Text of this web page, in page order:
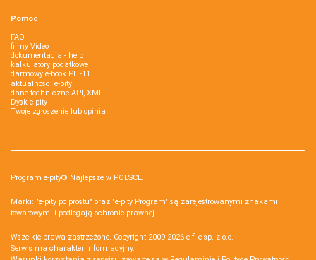
Pomoc
FAQ
filmy Video
dokumentacja - help
kalkulatory podatkowe
darmowy e-book PIT-11
aktualności e-pity
dane techniczne API, XML
Dysk e-pity
Twoje zgłoszenie lub opinia
Program e-pity® Najlepsze w POLSCE.
Marki: "e-pity po prostu" oraz "e-pity Program" są zarejestrowanymi znakami
towarowymi i podlegają ochronie prawnej.
Wszelkie prawa zastrzeżone. Copyright 2009-2026 e-file sp. z o.o.
Serwis ma charakter informacyjny.